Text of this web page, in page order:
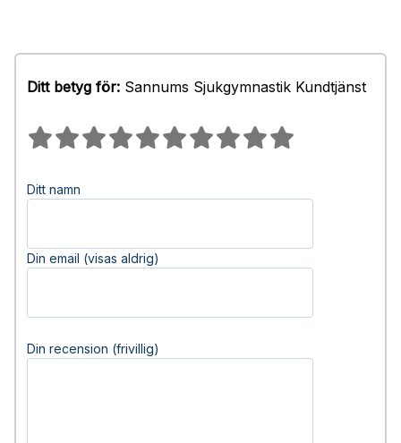
Ditt betyg för: Sannums Sjukgymnastik Kundtjänst
Ditt namn
Din email (visas aldrig)
Din recension (frivillig)